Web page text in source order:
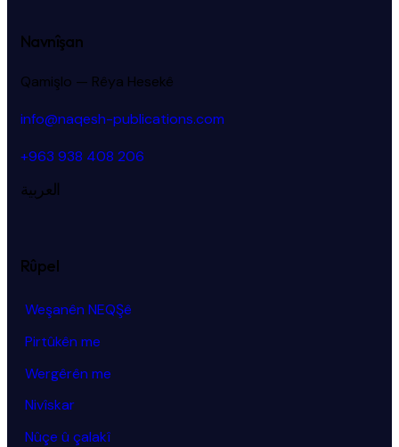
Navnîşan
Qamişlo — Rêya Hesekê
info@naqesh-publications.com
+963 938 408 206
العربية
Rûpel
Weşanên NEQŞê
Pirtûkên me
Wergêrên me
Nivîskar
Nûçe û çalakî